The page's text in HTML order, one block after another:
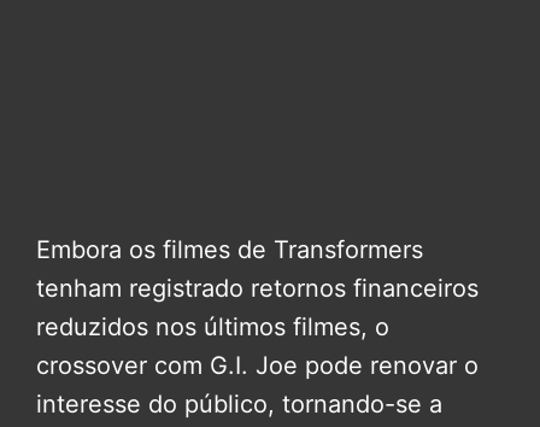
Embora os filmes de Transformers
tenham registrado retornos financeiros
reduzidos nos últimos filmes, o
crossover com G.I. Joe pode renovar o
interesse do público, tornando-se a